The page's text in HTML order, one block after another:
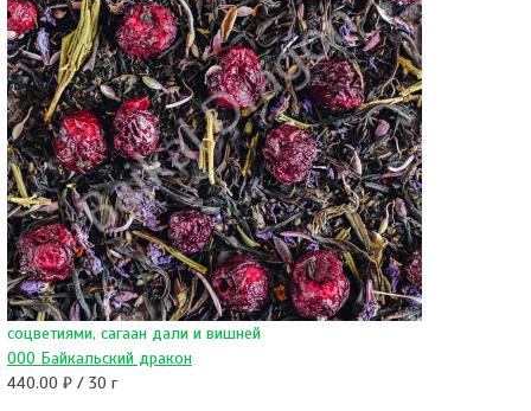
соцветиями, сагаан дали и вишней
ООО Байкальский дракон
440.00 ₽ / 30 г